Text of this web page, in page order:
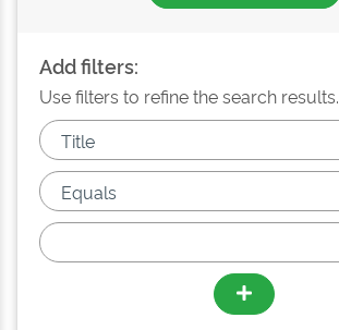
Add filters:
Use filters to refine the search results.